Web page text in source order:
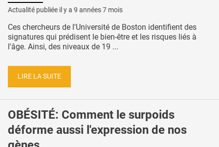
Actualité publiée il y a 9 années 7 mois
Ces chercheurs de l'Université de Boston identifient des
signatures qui prédisent le bien-être et les risques liés à
l'âge. Ainsi, des niveaux de 19 ...
LIRE LA SUITE
OBÉSITÉ: Comment le surpoids
déforme aussi l'expression de nos